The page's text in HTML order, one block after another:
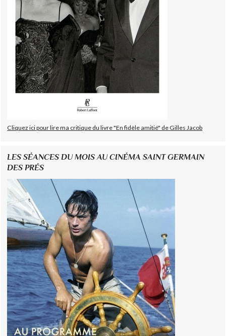
Cliquez ici pour lire ma critique du livre "En fidèle amitié" de Gilles Jacob
LES SÉANCES DU MOIS AU CINÉMA SAINT GERMAIN
DES PRÉS